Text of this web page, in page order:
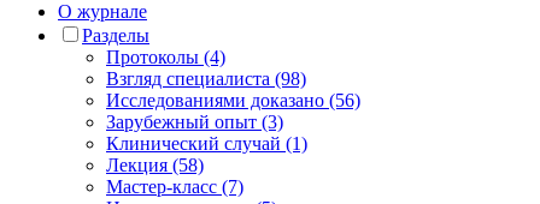
О журнале
Разделы
Протоколы (4)
Взгляд специалиста (98)
Исследованиями доказано (56)
Зарубежный опыт (3)
Клинический случай (1)
Лекция (58)
Мастер-класс (7)